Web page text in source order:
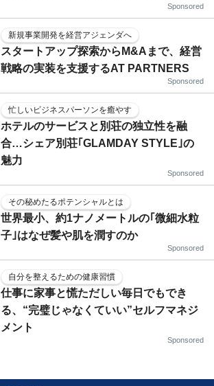
Sponsored
新規事業開発を経営アジェンダへ
スタートアップ探索からM&Aまで、経営
戦略の実装を支援するAT PARTNERS
Sponsored
忙しいビジネスパーソンを癒やす
ホテルのサービスと別荘の独立性を融
合…シェア別荘｢GLAMDAY STYLE｣の
魅力
Sponsored
その秘めたるポテンシャルとは
世界最小、約1ナノメートルの｢微細水粒
子｣はなぜ髪や肌を潤すのか
Sponsored
自分を整えるための健康習慣
仕事に家事と慌ただしい毎日でもでき
る、“完璧じゃなくていい”セルフマネジ
メント
Sponsored